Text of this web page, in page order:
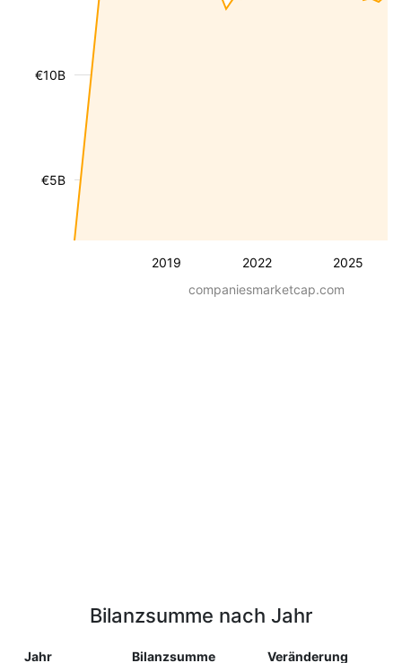
2019 2022 2025
€5B
€10B
companiesmarketcap.com
Bilanzsumme nach Jahr
Jahr Bilanzsumme Veränderung